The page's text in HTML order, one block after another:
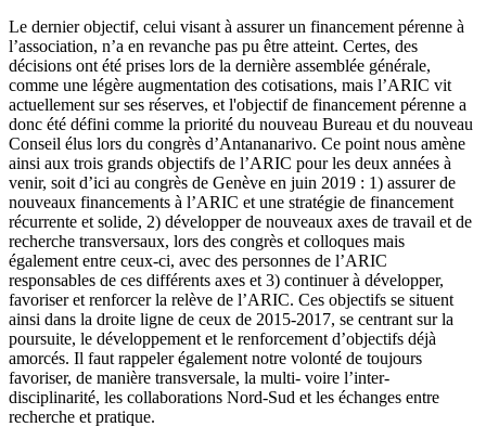
Le dernier objectif, celui visant à assurer un financement pérenne à
l’association, n’a en revanche pas pu être atteint. Certes, des
décisions ont été prises lors de la dernière assemblée générale,
comme une légère augmentation des cotisations, mais l’ARIC vit
actuellement sur ses réserves, et l'objectif de financement pérenne a
donc été défini comme la priorité du nouveau Bureau et du nouveau
Conseil élus lors du congrès d’Antananarivo. Ce point nous amène
ainsi aux trois grands objectifs de l’ARIC pour les deux années à
venir, soit d’ici au congrès de Genève en juin 2019 : 1) assurer de
nouveaux financements à l’ARIC et une stratégie de financement
récurrente et solide, 2) développer de nouveaux axes de travail et de
recherche transversaux, lors des congrès et colloques mais
également entre ceux-ci, avec des personnes de l’ARIC
responsables de ces différents axes et 3) continuer à développer,
favoriser et renforcer la relève de l’ARIC. Ces objectifs se situent
ainsi dans la droite ligne de ceux de 2015-2017, se centrant sur la
poursuite, le développement et le renforcement d’objectifs déjà
amorcés. Il faut rappeler également notre volonté de toujours
favoriser, de manière transversale, la multi- voire l’inter-
disciplinarité, les collaborations Nord-Sud et les échanges entre
recherche et pratique.